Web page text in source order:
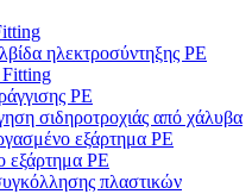
ηλεκτροσύντηξης PE
Fitting
PE
σιδηροτροχιάς από χάλυβα
εξάρτημα PE
εξάρτημα PE
πλαστικών